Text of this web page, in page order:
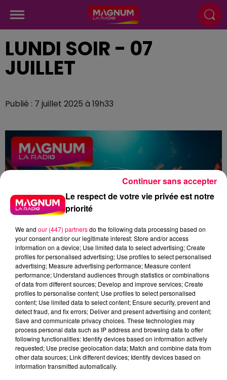
LUNDI SOIR - 07
JUILLET
Publié : 7 juillet 2025 à 19h33
podcasts/2025/07/19-1.wav
Le respect de votre vie privée est notre
priorité
We and our (447) partnersdo the following data processing based on
your consent and/or our legitimate interest: Store and/or access
information on a device; Use limited data to select advertising; Create
profiles for personalised advertising; Use profiles to select personalised
advertising; Measure advertising performance; Measure content
performance; Understand audiences through statistics or combinations
of data from different sources; Develop and improve services; Create
profiles to personalise content; Use profiles to select personalised
content; Use limited data to select content; Ensure security, prevent and
detect fraud, and fix errors; Deliver and present advertising and content;
Save and communicate privacy choices. These technologies may
process personal data such as IP address and browsing data to offer
following functionalities: Identify devices based on information actively
requested; Use precise geolocation data; Match and combine data from
other data sources; Link different devices; Identify devices based on
information transmitted automatically.
Continuer sans accepter